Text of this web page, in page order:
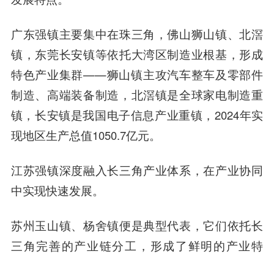
广东强镇主要集中在珠三角，佛山狮山镇、北滘
镇，东莞长安镇等依托大湾区制造业根基，形成
特色产业集群——狮山镇主攻汽车整车及零部件
制造、高端装备制造，北滘镇是全球家电制造重
镇，长安镇是我国电子信息产业重镇，2024年实
现地区生产总值1050.7亿元。
江苏强镇深度融入长三角产业体系，在产业协同
中实现快速发展。
苏州玉山镇、杨舍镇便是典型代表，它们依托长
三角完善的产业链分工，形成了鲜明的产业特